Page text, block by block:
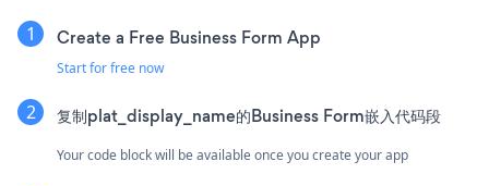
Create a Free Business Form App
Start for free now
复制plat_display_name的Business Form嵌入代码段
Your code block will be available once you create your app